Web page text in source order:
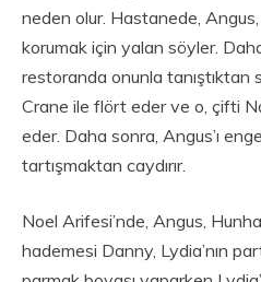
neden olur. Hastanede, Angus,
korumak için yalan söyler.
restoranda onunla tanıştıktan
Crane ile flört eder ve o, çifti
eder. Daha sonra, Angus’ı
tartışmaktan caydırır.
Noel Arifesi’nde, Angus,
hademesi Danny, Lydia’nın